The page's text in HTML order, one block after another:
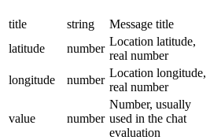
title
string Message title
latitude
number
Location latitude,
real number
longitude
number
Location longitude,
real number
value number
Number, usually
used in the chat
evaluation